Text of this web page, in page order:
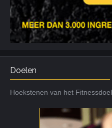
Doelen
Hoekstenen van het Fitnessdoel